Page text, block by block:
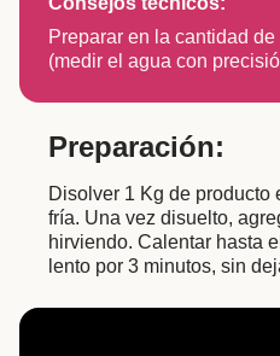
Preparar en la cantidad
(medir el agua con
Preparación:
Disolver 1 Kg de producto
fría. Una vez disuelto,
hirviendo. Calentar hasta
lento por 3 minutos, sin